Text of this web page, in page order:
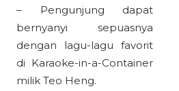
– Pengunjung dapat
bernyanyi sepuasnya
dengan lagu-lagu favorit
di Karaoke-in-a-Container
milik Teo Heng.